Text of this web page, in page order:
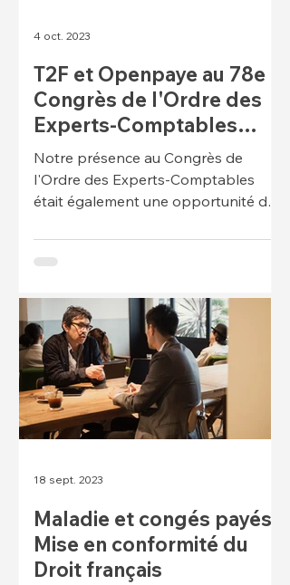
T2F et Openpaye au 78e
Congrès de l'Ordre des
Experts-Comptables
2023
Notre présence au Congrès de
l'Ordre des Experts-Comptables
était également une opportunité de
en tant q
4 oct. 2023
Maladie et congés payés :
Mise en conformité du
Droit français
18 sept. 2023